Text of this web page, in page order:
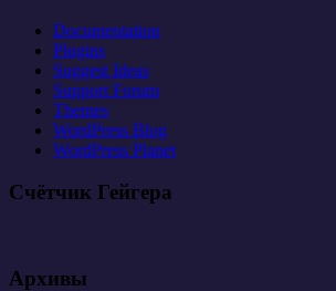
Documentation
Plugins
Suggest Ideas
Support Forum
Themes
WordPress Blog
WordPress Planet
Счётчик Гейгера
Архивы